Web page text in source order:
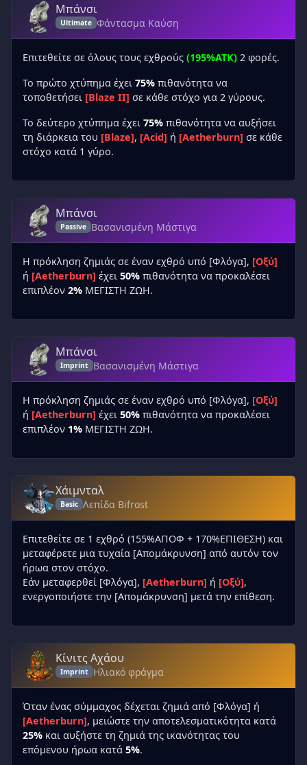
Μπάνσι
Ultimate Φάντασμα Καύση
Επιτεθείτε σε όλους τους εχθρούς (195%ATK) 2 φορές.
Το πρώτο χτύπημα έχει 75% πιθανότητα να
τοποθετήσει [Blaze II] σε κάθε στόχο για 2 γύρους.
Το δεύτερο χτύπημα έχει 75% πιθανότητα να αυξήσει
τη διάρκεια του [Blaze], [Acid] ή [Aetherburn] σε κάθε
στόχο κατά 1 γύρο.
Μπάνσι
Passive Βασανισμένη Μάστιγα
Η πρόκληση ζημιάς σε έναν εχθρό υπό [Φλόγα], [Οξύ]
ή [Aetherburn] έχει 50% πιθανότητα να προκαλέσει
επιπλέον 2% ΜΕΓΙΣΤΗ ΖΩΗ.
Μπάνσι
Imprint Βασανισμένη Μάστιγα
Η πρόκληση ζημιάς σε έναν εχθρό υπό [Φλόγα], [Οξύ]
ή [Aetherburn] έχει 50% πιθανότητα να προκαλέσει
επιπλέον 1% ΜΕΓΙΣΤΗ ΖΩΗ.
Χάιμνταλ
Basic Λεπίδα Bifrost
Επιτεθείτε σε 1 εχθρό (155%ΑΠΟΦ + 170%ΕΠΙΘΕΣΗ) και
μεταφέρετε μια τυχαία [Απομάκρυνση] από αυτόν τον
ήρωα στον στόχο.
Εάν μεταφερθεί [Φλόγα], [Aetherburn] ή [Οξύ],
ενεργοποιήστε την [Απομάκρυνση] μετά την επίθεση.
Κίνιτς Αχάου
Imprint Ηλιακό φράγμα
Όταν ένας σύμμαχος δέχεται ζημιά από [Φλόγα] ή
[Aetherburn], μειώστε την αποτελεσματικότητα κατά
25% και αυξήστε τη ζημιά της ικανότητας του
επόμενου ήρωα κατά 5%.